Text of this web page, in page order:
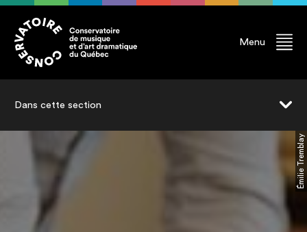
Menu
Dans cette section
Processus d'admission
Droits de scolarité
Émilie Tremblay